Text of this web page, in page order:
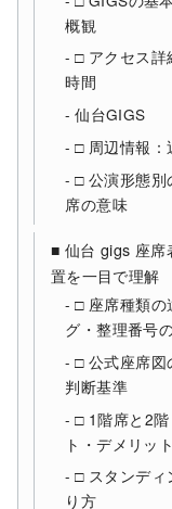
概観
□ アクセス詳
時間
仙台GIGS
□ 周辺情報：
□ 公演形態別
席の意味
■ 仙台 gigs 座席
置を一目で理解
□ 座席種類の
グ・整理番号
□ 公式座席図
判断基準
□ 1階席と2
ト・デメリット
□ スタンディ
り方